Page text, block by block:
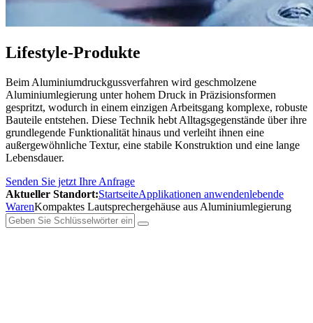
Lifestyle-Produkte
Beim Aluminiumdruckgussverfahren wird geschmolzene
Aluminiumlegierung unter hohem Druck in Präzisionsformen
gespritzt, wodurch in einem einzigen Arbeitsgang komplexe, robuste
Bauteile entstehen. Diese Technik hebt Alltagsgegenstände über ihre
grundlegende Funktionalität hinaus und verleiht ihnen eine
außergewöhnliche Textur, eine stabile Konstruktion und eine lange
Lebensdauer.
Senden Sie jetzt Ihre Anfrage
Aktueller Standort:StartseiteApplikationen anwendenlebende
WarenKompaktes Lautsprechergehäuse aus Aluminiumlegierung